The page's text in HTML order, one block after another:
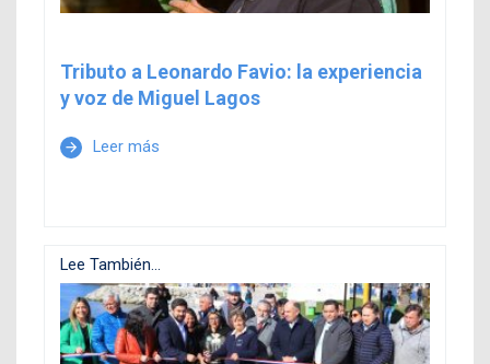
Tributo a Leonardo Favio: la experiencia
y voz de Miguel Lagos
arrow_forward Leer más
Lee También...